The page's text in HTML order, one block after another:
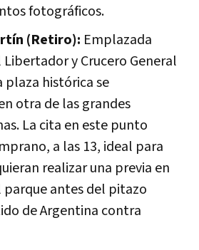
fotográficos.
(Retiro): Emplazada
Libertador y Crucero General
plaza histórica se
otra de las grandes
La cita en este punto
a las 13, ideal para
realizar una previa en
parque antes del pitazo
de Argentina contra